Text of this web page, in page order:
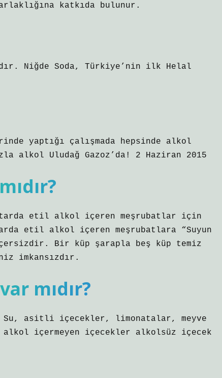
katkıda bulunur.
Niğde Soda, Türkiye’nin ilk Helal
yaptığı çalışmada hepsinde alkol
alkol Uludağ Gazoz’da! 2 Haziran 2015
etil alkol içeren meşrubatlar için
etil alkol içeren meşrubatlara “Suyun
Bir küp şarapla beş küp temiz
imkansızdır.
mıdır?
asitli içecekler, limonatalar, meyve
içermeyen içecekler alkolsüz içecek